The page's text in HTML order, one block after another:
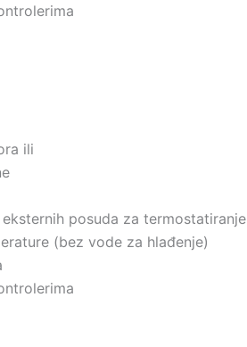
ili
posuda za termostatiranje
(bez vode za hlađenje)